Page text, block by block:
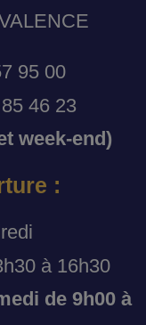
95 00
46 23
week-end)
:
à 16h30
de 9h00 à